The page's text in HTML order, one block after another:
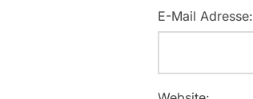
E-Mail Adresse: